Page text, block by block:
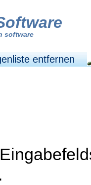
software
entfernen
.